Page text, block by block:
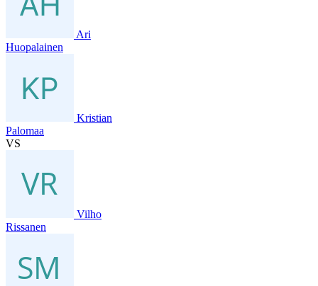
Ari
Huopalainen
Kristian
Palomaa
VS
Vilho
Rissanen